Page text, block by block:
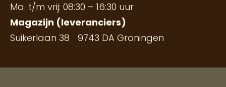
Ma. t/m vrij: 08:30 – 16:30 uur
Magazijn (leveranciers)
Suikerlaan 38 9743 DA Groningen